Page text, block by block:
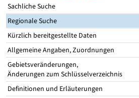
Sachliche Suche
Regionale Suche
Kürzlich bereitgestellte Daten
Allgemeine Angaben, Zuordnungen
Gebietsveränderungen,
Änderungen zum Schlüsselverzeichnis
Definitionen und Erläuterungen